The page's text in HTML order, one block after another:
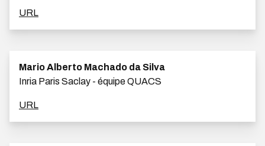
URL
Mario Alberto Machado da Silva
Inria Paris Saclay - équipe QUACS
URL